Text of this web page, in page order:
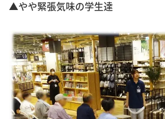
▲やや緊張気味の学生達